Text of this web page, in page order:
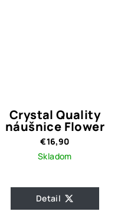
Crystal Quality
náušnice Flower
€16,90
Skladom
Detail